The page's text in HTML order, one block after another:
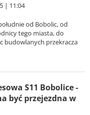
| 11:04
od Bobolic, od
tego miasta, do
budowlanych przekracza
S11 Bobolice -
być przejezdna w